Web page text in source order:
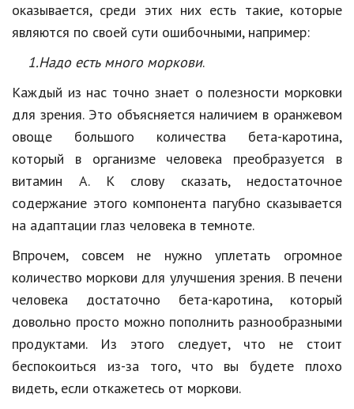
Дом и сад
Психология и отношения
Творчество и рукоделие
Разное
Работа и бизнес
Еда и напитки
Праздники и подарки
Кинематограф
Домашние животные
Семья и дети
оказывается, среди этих них есть такие, которые
являются по своей сути ошибочными, например:
1.Надо есть много моркови.
Каждый из нас точно знает о полезности морковки
для зрения. Это объясняется наличием в оранжевом
овоще большого количества бета-каротина,
который в организме человека преобразуется в
витамин А. К слову сказать, недостаточное
содержание этого компонента пагубно сказывается
на адаптации глаз человека в темноте.
Впрочем, совсем не нужно уплетать огромное
количество моркови для улучшения зрения. В печени
человека достаточно бета-каротина, который
довольно просто можно пополнить разнообразными
продуктами. Из этого следует, что не стоит
беспокоиться из-за того, что вы будете плохо
видеть, если откажетесь от моркови.